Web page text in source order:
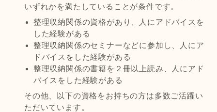
いずれかを満たしていることが条件です。
整理収納関係の資格があり、人にアドバイスを
した経験がある
整理収納関係のセミナーなどに参加し、人にア
ドバイスをした経験がある
整理収納関係の書籍を２冊以上読み、人にアド
バイスをした経験がある
その他、以下の資格をお持ちの方は多数ご活躍い
ただいています。